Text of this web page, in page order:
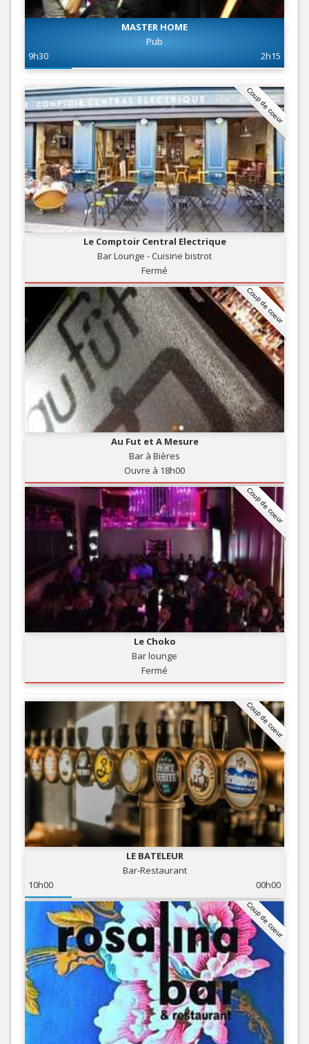
MASTER HOME
Pub
9h30
2h15
Coup de coeur
Le Comptoir Central Electrique
Bar Lounge - Cuisine bistrot
Fermé
Coup de coeur
Au Fut et A Mesure
Bar à Bières
Ouvre à 18h00
Coup de coeur
Le Choko
Bar lounge
Fermé
Coup de coeur
LE BATELEUR
Bar-Restaurant
10h00
00h00
Coup de coeur